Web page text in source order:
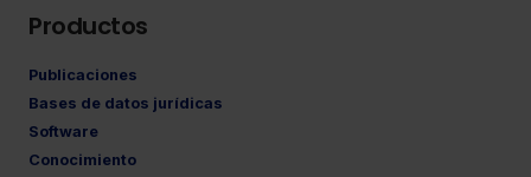
Productos
Publicaciones
Bases de datos jurídicas
Software
Conocimiento